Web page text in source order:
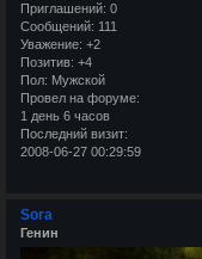
Приглашений: 0
Сообщений: 111
Уважение: +2
Позитив: +4
Пол: Мужской
Провел на форуме:
1 день 6 часов
Последний визит:
2008-06-27 00:29:59
Sora
Генин